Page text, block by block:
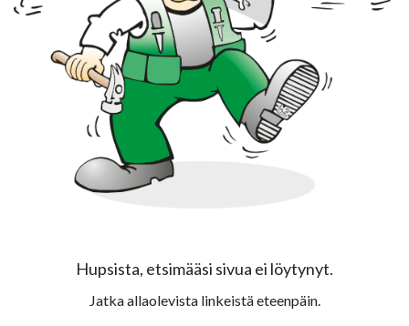
Hupsista, etsimääsi sivua ei löytynyt.
Jatka allaolevista linkeistä eteenpäin.